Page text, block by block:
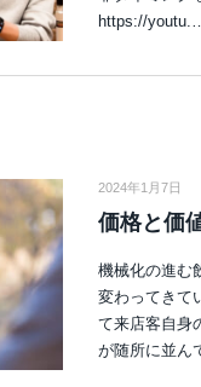
https://youtu.…
2024年1月7日
価格と価
機械化の進む
変わってきて
て来店客自身
が随所に並ん